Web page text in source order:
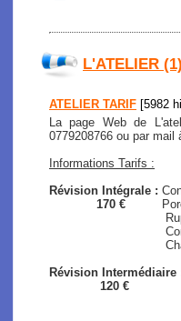
L'ATELIER (1)
ATELIER TARIF [5982
La page Web de
0779208766 ou par mail
Informations Tarifs :
Révision Intégrale :
170 €
Rupture
Contrôle
Changement
Révision Intermédiaire
120 €
Contrôle
Changement